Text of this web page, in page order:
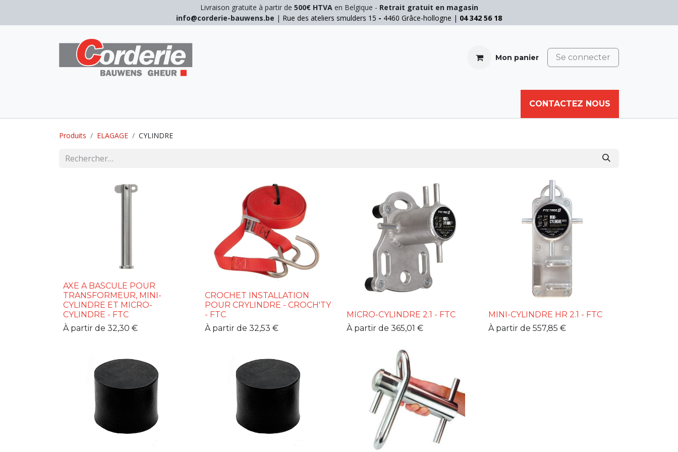
Livraison gratuite à partir de 500€ HTVAen Belgique - Retrait gratuit en magasin
info@corderie-bauwens.be | Rue des ateliers smulders 15 - 4460 Grâce-hollogne | 04 342 56 18
Mon panier Se connecter
CORDE AUTRES
CONTACTEZ NOUS
Produits ELAGAGE CYLINDRE
AXE A BASCULE POUR
TRANSFORMEUR, MINI-
CYLINDRE ET MICRO-
CYLINDRE - FTC
À partir de 32,30 €
CROCHET INSTALLATION
POUR CRYLINDRE - CROCH'TY
- FTC
À partir de 32,53 €
MICRO-CYLINDRE 2.1 - FTC
À partir de 365,01 €
MINI-CYLINDRE HR 2.1 - FTC
À partir de 557,85 €